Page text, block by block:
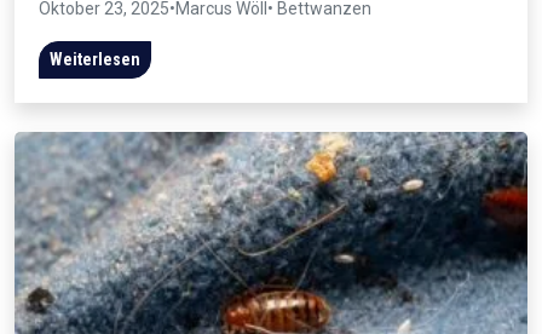
Oktober 23, 2025•Marcus Wöll • Bettwanzen
Weiterlesen